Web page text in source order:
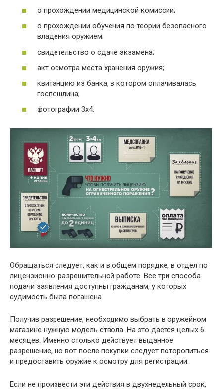
о прохождении медицинской комиссии;
о прохождении обучения по теории безопасного
владения оружием;
свидетельство о сдаче экзамена;
акт осмотра места хранения оружия;
квитанцию из банка, в котором оплачивалась
госпошлина;
фотографии 3х4.
Обращаться следует, как и в общем порядке, в отдел по
лицензионно-разрешительной работе. Все три способа
подачи заявления доступны гражданам, у которых
судимость была погашена.
Получив разрешение, необходимо выбрать в оружейном
магазине нужную модель ствола. На это дается целых 6
месяцев. Именно столько действует выданное
разрешение, но вот после покупки следует поторопиться
и предоставить оружие к осмотру для регистрации.
Если не произвести эти действия в двухнедельный срок,